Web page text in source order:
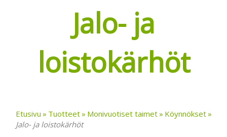
Jalo- ja
loistokärhöt
Etusivu Tuotteet Monivuotiset taimet
Köynnökset
Jalo- ja loistokärhöt